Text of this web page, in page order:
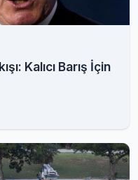
Kalıcı Barış İçin